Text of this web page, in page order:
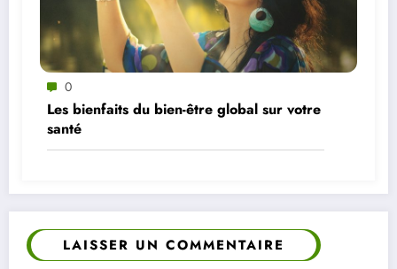
0
Les bienfaits du bien-être global sur votre
santé
LAISSER UN COMMENTAIRE